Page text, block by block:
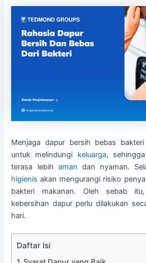
Menjaga dapur bersih bebas
untuk melindungi keluarga,
terasa lebih aman dan nyaman.
higienis akan mengurangi risiko
bakteri makanan. Oleh sebab
kebersihan dapur perlu dilakukan
hari.
Daftar Isi